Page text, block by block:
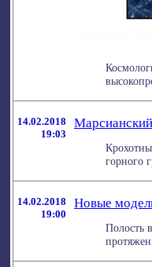
14.02.2018
19:03
горного
14.02.2018
19:00
Новые
Полость